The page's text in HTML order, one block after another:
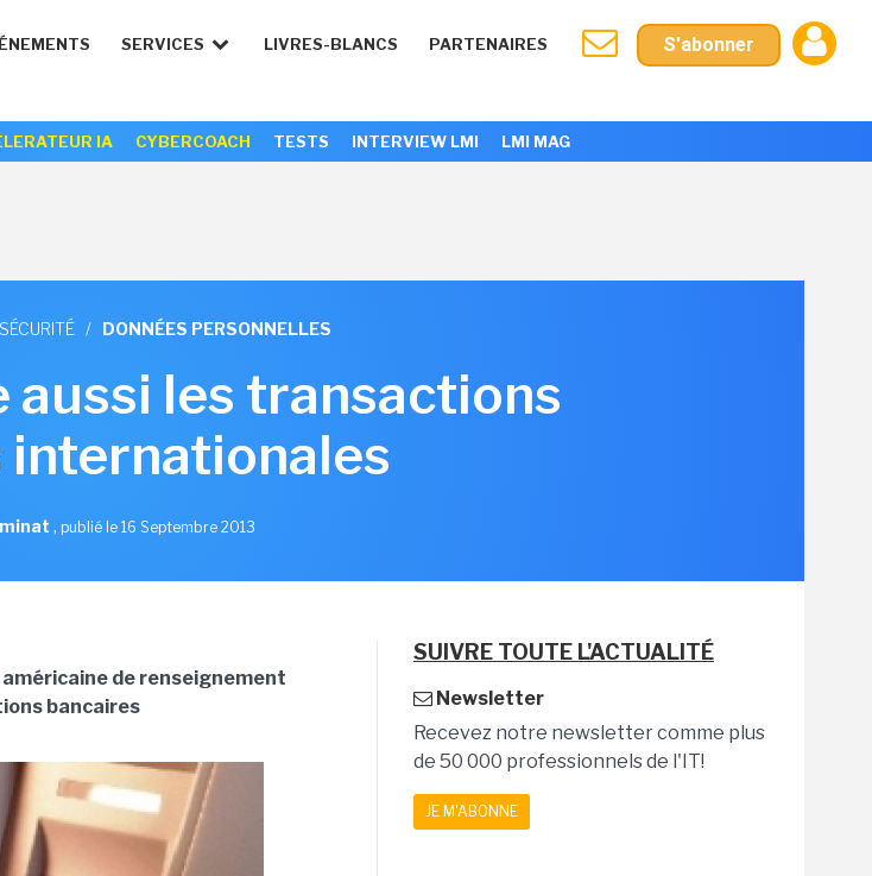
SERVICES LIVRES-BLANCS PARTENAIRES S'abonner
IA CYBERCOACH TESTS INTERVIEW LMI LMI MAG
SÉCURITÉ / DONNÉES PERSONNELLES
aussi les transactions
internationales
, publié le 16 Septembre 2013
de renseignement
bancaires
SUIVRE TOUTE L'ACTUALITÉ
Newsletter
Recevez notre newsletter comme plus
de 50 000 professionnels de l'IT!
JE M'ABONNE